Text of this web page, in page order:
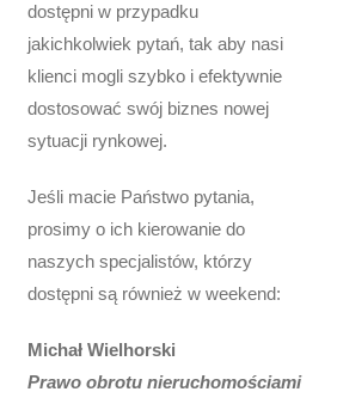
dostępni w przypadku
jakichkolwiek pytań, tak aby nasi
klienci mogli szybko i efektywnie
dostosować swój biznes nowej
sytuacji rynkowej.
Jeśli macie Państwo pytania,
prosimy o ich kierowanie do
naszych specjalistów, którzy
dostępni są również w weekend:
Michał Wielhorski
Prawo obrotu nieruchomościami